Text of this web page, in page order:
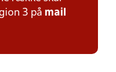
3 på mail